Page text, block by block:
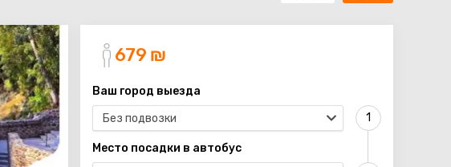
679 ₪
Ваш город выезда
Без подвозки
Место посадки в автобус